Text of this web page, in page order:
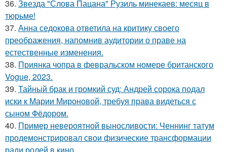
36. Звезда "Слова Пацана" Рузиль минекаев: месяц в
тюрьме!
37. Анна седокова ответила на критику своего
преображения, напомнив аудитории о праве на
естественные изменения.
38. Приянка чопра в февральском номере британского
Vogue, 2023.
39. Тайный брак и громкий суд: Андрей сорока подал
иски к Марии Мироновой, требуя права видеться с
сыном Фёдором.
40. Пример невероятной выносливости: Ченнинг татум
продемонстрировал свои физические трансформации